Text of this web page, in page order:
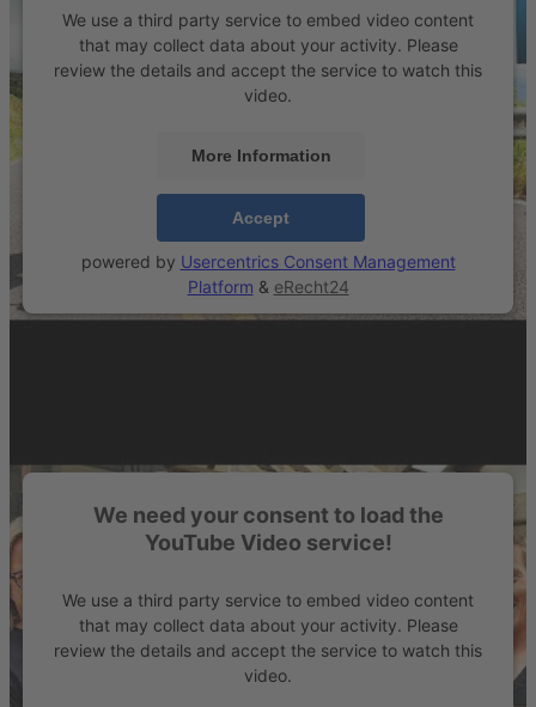
We use a third party service to embed video content
that may collect data about your activity. Please
review the details and accept the service to watch this
video.
More Information
Accept
powered by Usercentrics Consent Management
Platform & eRecht24
We need your consent to load the
YouTube Video service!
We use a third party service to embed video content
that may collect data about your activity. Please
review the details and accept the service to watch this
video.